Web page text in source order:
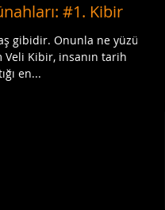
#1. Kibir
ne yüzülür,
Veli Kibir, insanın tarih
en...